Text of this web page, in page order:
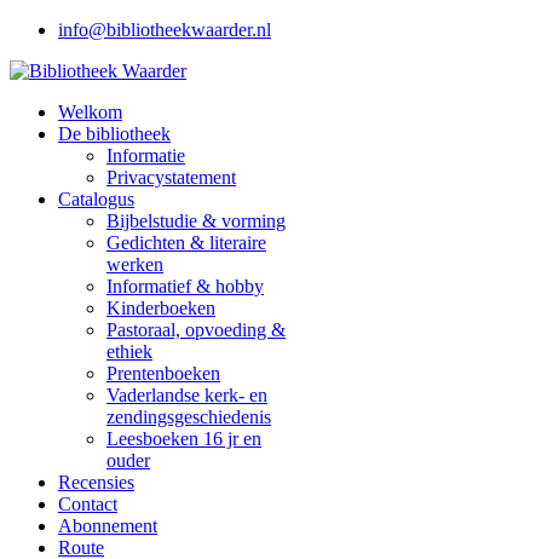
info@bibliotheekwaarder.nl
Welkom
De bibliotheek
Informatie
Privacystatement
Catalogus
Bijbelstudie & vorming
Gedichten & literaire
werken
Informatief & hobby
Kinderboeken
Pastoraal, opvoeding &
ethiek
Prentenboeken
Vaderlandse kerk- en
zendingsgeschiedenis
Leesboeken 16 jr en
ouder
Recensies
Contact
Abonnement
Route